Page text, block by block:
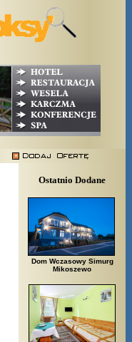
Ostatnio Dodane
Dom Wczasowy Simurg
Mikoszewo